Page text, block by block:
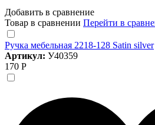
Добавить в сравнение
Товар в сравнении Перейти в
Ручка мебельная 2218-128 Satin silver
Артикул: У40359
170 Р